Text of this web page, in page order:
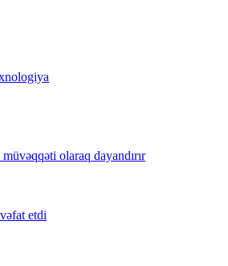
olaraq dayandırır
etdi